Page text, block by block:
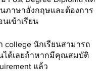
ภาษาอังกฤษและต้องการ
เข้าเรียน
college นักเรียนสามารถ
ได้เลยถ้าหากมีคุณสมบัติ
แล้ว